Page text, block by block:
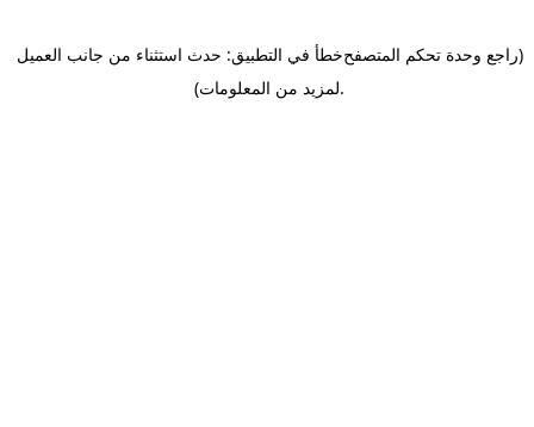
خطأ في التطبيق: حدث استثناء من جانب العميل(راجع وحدة تحكم المتصفح
لمزيد من المعلومات).